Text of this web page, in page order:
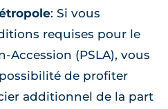
: Si vous
requises pour le
Accession (PSLA), vous
de profiter
additionnel de la part